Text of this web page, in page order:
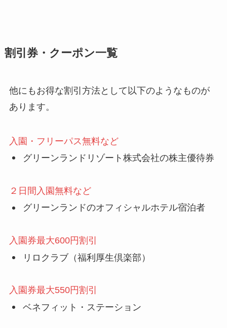
割引券・クーポン一覧
他にもお得な割引方法として以下のようなものが
あります。
入園・フリーパス無料など
グリーンランドリゾート株式会社の株主優待券
２日間入園無料など
グリーンランドのオフィシャルホテル宿泊者
入園券最大600円割引
リロクラブ（福利厚生倶楽部）
入園券最大550円割引
ベネフィット・ステーション